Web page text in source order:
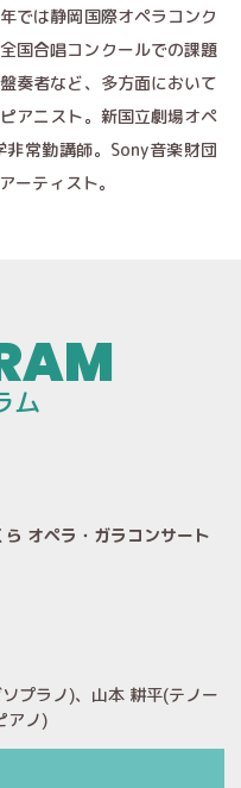
では静岡国際オペラコンク
国合唱コンクールでの課題
奏者など、多方面において
アニスト。新国立劇場オペ
常勤講師。Sony音楽財団
ーティスト。
ム
オペラ・ガラコンサート
プラノ)、山本 耕平(テノー
アノ)